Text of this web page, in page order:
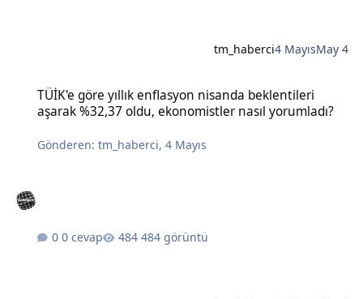
tm_haberci4 MayısMay 4
TÜİK'e göre yıllık enflasyon nisanda beklentileri
aşarak %32,37 oldu, ekonomistler nasıl yorumladı?
Gönderen:tm_haberci,4 Mayıs
0 cevap 484 görüntü